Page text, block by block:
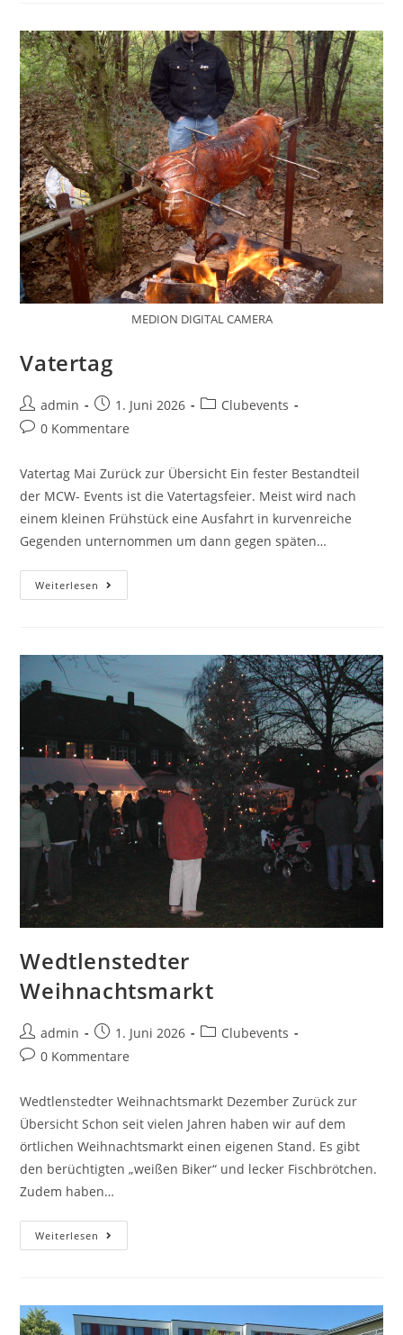
MEDION DIGITAL CAMERA
Vatertag
admin 1. Juni 2026
Clubevents
0 Kommentare
Vatertag Mai Zurück zur Übersicht Ein fester Bestandteil
der MCW- Events ist die Vatertagsfeier. Meist wird nach
einem kleinen Frühstück eine Ausfahrt in kurvenreiche
Gegenden unternommen um dann gegen späten…
Weiterlesen
Wedtlenstedter
Weihnachtsmarkt
admin 1. Juni 2026
Clubevents
0 Kommentare
Wedtlenstedter Weihnachtsmarkt Dezember Zurück zur
Übersicht Schon seit vielen Jahren haben wir auf dem
örtlichen Weihnachtsmarkt einen eigenen Stand. Es gibt
den berüchtigten „weißen Biker“ und lecker Fischbrötchen.
Zudem haben…
Weiterlesen